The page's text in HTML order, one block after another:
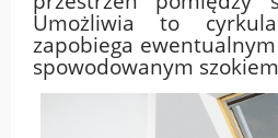
Umożliwia to
zapobiega
spowodowanym